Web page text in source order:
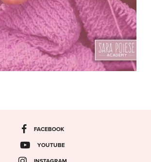
FACEBOOK
YOUTUBE